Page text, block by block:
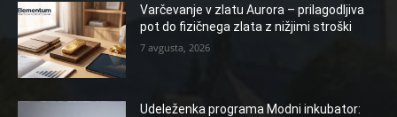
Varčevanje v zlatu Aurora – prilagodljiva
pot do fizičnega zlata z nižjimi stroški
7 avgusta, 2026
Udeleženka programa Modni inkubator: